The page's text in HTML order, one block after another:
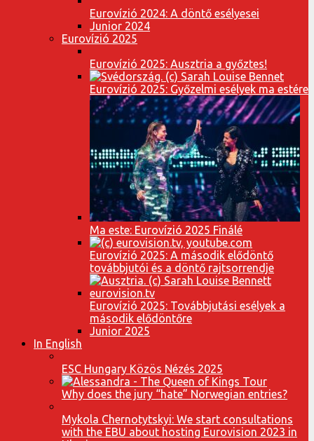
Eurovízió 2024: A döntő esélyesei
Junior 2024
Eurovízió 2025
Eurovízió 2025: Ausztria a győztes!
Eurovízió 2025: Győzelmi esélyek ma estére
Ma este: Eurovízió 2025 Finálé
Eurovízió 2025: A második elődöntő
továbbjutói és a döntő rajtsorrendje
Eurovízió 2025: Továbbjutási esélyek a
második elődöntőre
Junior 2025
In English
ESC Hungary Közös Nézés 2025
Why does the jury “hate” Norwegian entries?
Mykola Chernotytskyi: We start consultations
with the EBU about hosting Eurovision 2023 in